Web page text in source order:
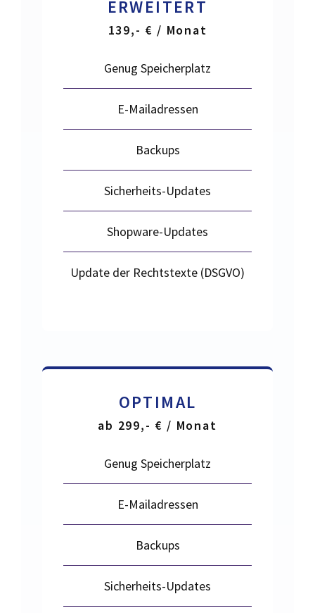
ERWEITERT
139,- € / Monat
Genug Speicherplatz
E-Mailadressen
Backups
Sicherheits-Updates
Shopware-Updates
Update der Rechtstexte (DSGVO)
OPTIMAL
ab 299,- € / Monat
Genug Speicherplatz
E-Mailadressen
Backups
Sicherheits-Updates